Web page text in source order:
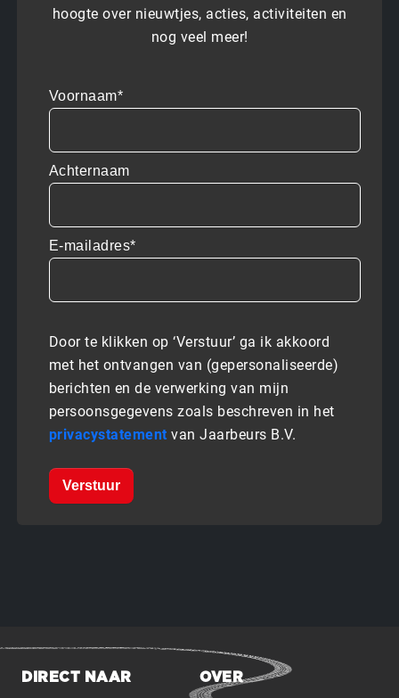
hoogte over nieuwtjes, acties, activiteiten en
nog veel meer!
Voornaam*
Achternaam
E-mailadres*
Door te klikken op ‘Verstuur’ ga ik akkoord
met het ontvangen van (gepersonaliseerde)
berichten en de verwerking van mijn
persoonsgegevens zoals beschreven in het
privacystatementvan Jaarbeurs B.V.
Verstuur
DIRECT NAAR OVER